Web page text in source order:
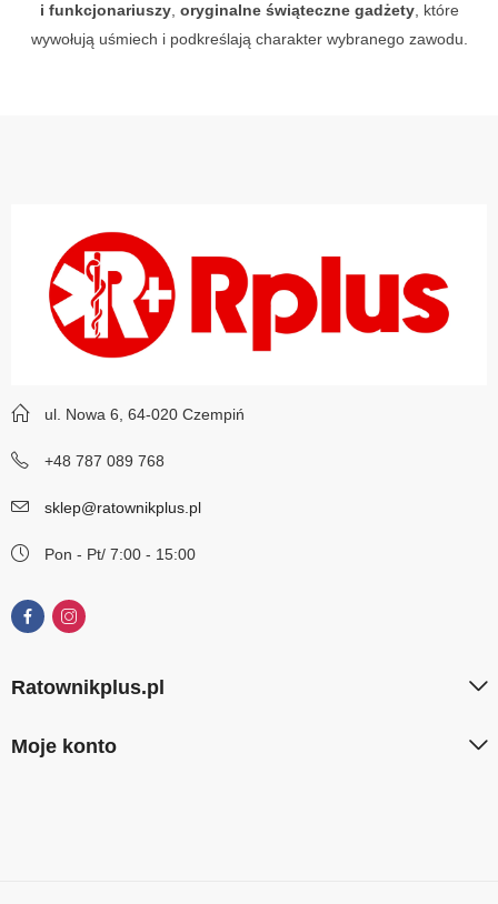
i funkcjonariuszy, oryginalne świąteczne gadżety, które
wywołują uśmiech i podkreślają charakter wybranego zawodu.
ul. Nowa 6, 64-020 Czempiń
+48 787 089 768
sklep@ratownikplus.pl
Pon - Pt/ 7:00 - 15:00
Ratownikplus.pl
Moje konto